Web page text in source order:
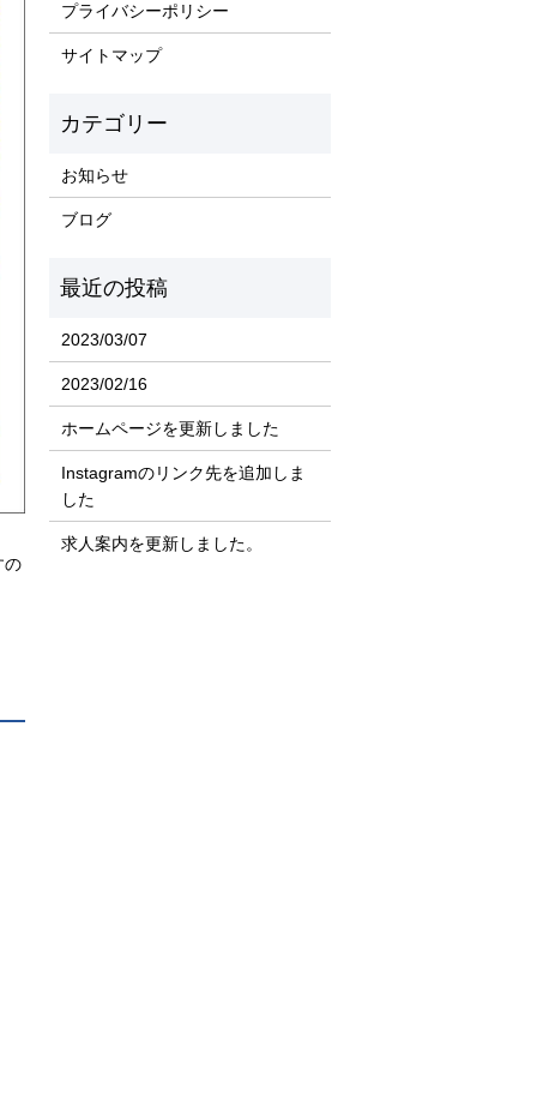
の
プライバシーポリシー
サイトマップ
お知らせ
ブログ
2023/03/07
2023/02/16
ホームページを更新しました
Instagramのリンク先を追加しま
した
求人案内を更新しました。